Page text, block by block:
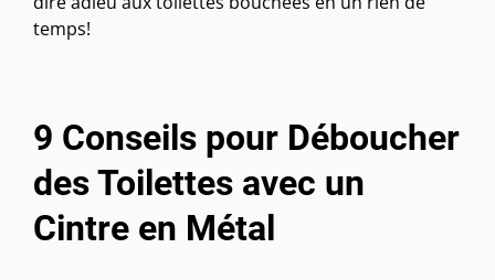
temps!
9 Conseils pour Déboucher
des Toilettes avec un
Cintre en Métal